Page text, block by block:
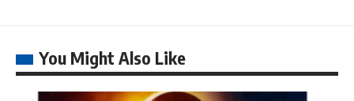
You Might Also Like